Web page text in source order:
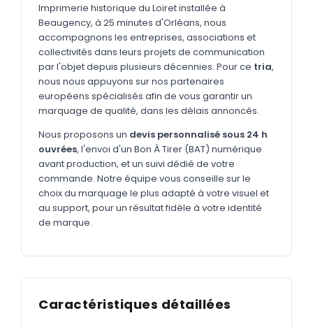
Polos
Sweatshirts
GOODIES
Catalogue complet Nouveau
Sacs & voyages
Verres & déjeuner
Technologie
Vêtements
Imprimerie historique du Loiret installée à
Beaugency, à 25 minutes d'Orléans, nous
accompagnons les entreprises, associations et
collectivités dans leurs projets de communication
par l'objet depuis plusieurs décennies. Pour ce tria,
nous nous appuyons sur nos partenaires
européens spécialisés afin de vous garantir un
marquage de qualité, dans les délais annoncés.
Nous proposons un devis personnalisé sous 24 h
ouvrées, l'envoi d'un Bon À Tirer (BAT) numérique
avant production, et un suivi dédié de votre
commande. Notre équipe vous conseille sur le
choix du marquage le plus adapté à votre visuel et
au support, pour un résultat fidèle à votre identité
de marque.
Caractéristiques détaillées